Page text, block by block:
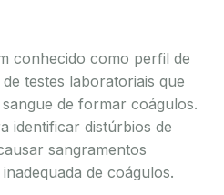
conhecido como perfil de
testes laboratoriais que
de formar coágulos.
identificar distúrbios de
sangramentos
de coágulos.